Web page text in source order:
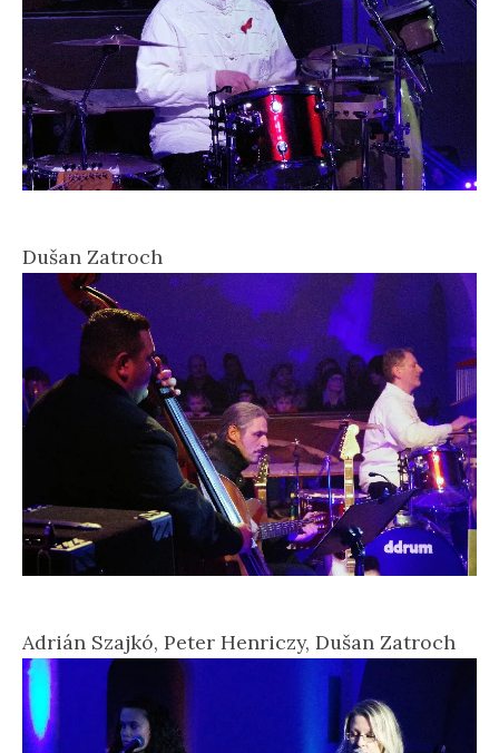
Dušan Zatroch
Adrián Szajkó, Peter Henriczy, Dušan Zatroch